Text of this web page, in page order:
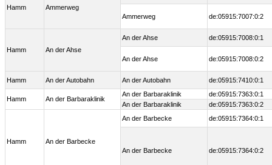
Hamm Ammerweg
Ammerweg de:05915:7007:0:2
Hamm An der Ahse
An der Ahse de:05915:7008:0:1
An der Ahse de:05915:7008:0:2
Hamm An der Autobahn An der Autobahn de:05915:7410:0:1
Hamm An der Barbaraklinik
An der Barbaraklinik
de:05915:7363:0:1
An der Barbaraklinik
de:05915:7363:0:2
Hamm An der Barbecke
An der Barbecke de:05915:7364:0:1
An der Barbecke de:05915:7364:0:2